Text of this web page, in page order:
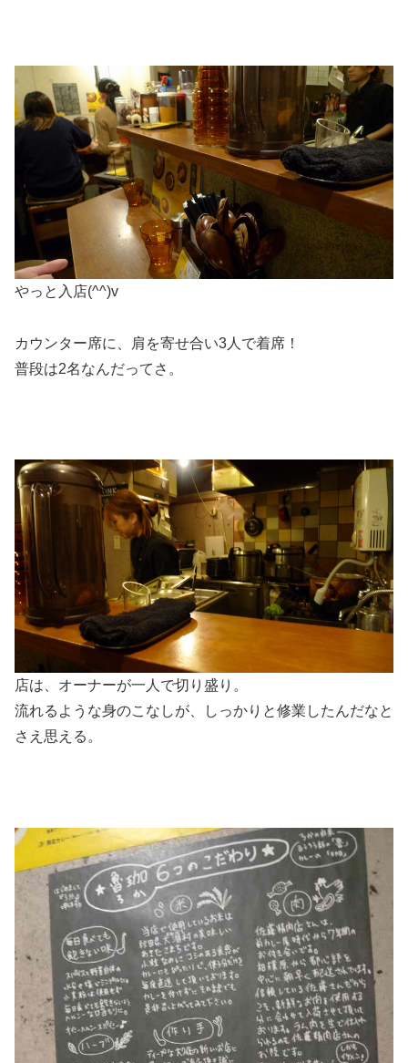
やっと入店(^^)v
カウンター席に、肩を寄せ合い3人で着席！
普段は2名なんだってさ。
店は、オーナーが一人で切り盛り。
流れるような身のこなしが、しっかりと修業したんだなと
さえ思える。